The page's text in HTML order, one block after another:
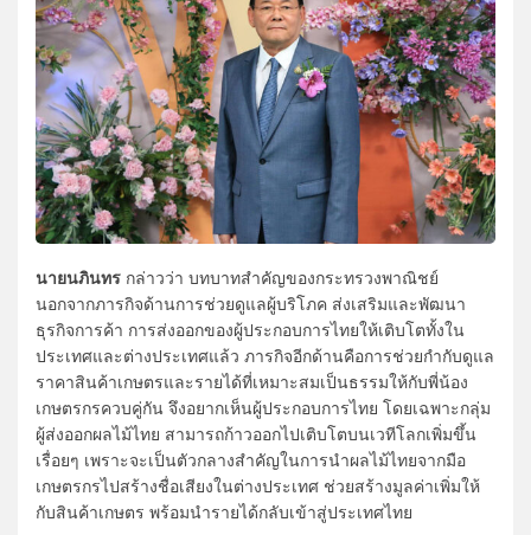
นายนภินทร กล่าวว่า บทบาทสำคัญของกระทรวงพาณิชย์
นอกจากภารกิจด้านการช่วยดูแลผู้บริโภค ส่งเสริมและพัฒนา
ธุรกิจการค้า การส่งออกของผู้ประกอบการไทยให้เติบโตทั้งใน
ประเทศและต่างประเทศแล้ว ภารกิจอีกด้านคือการช่วยกำกับดูแล
ราคาสินค้าเกษตรและรายได้ที่เหมาะสมเป็นธรรมให้กับพี่น้อง
เกษตรกรควบคู่กัน จึงอยากเห็นผู้ประกอบการไทย โดยเฉพาะกลุ่ม
ผู้ส่งออกผลไม้ไทย สามารถก้าวออกไปเติบโตบนเวทีโลกเพิ่มขึ้น
เรื่อยๆ เพราะจะเป็นตัวกลางสำคัญในการนำผลไม้ไทยจากมือ
เกษตรกรไปสร้างชื่อเสียงในต่างประเทศ ช่วยสร้างมูลค่าเพิ่มให้
กับสินค้าเกษตร พร้อมนำรายได้กลับเข้าสู่ประเทศไทย